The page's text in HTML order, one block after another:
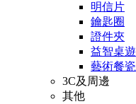
明信片
鑰匙圈
證件夾
益智桌遊
藝術餐瓷
3C及周邊
其他